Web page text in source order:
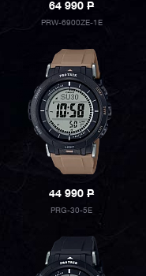
64 990P
PRW-6900ZE-1E
44 990P
PRG-30-5E